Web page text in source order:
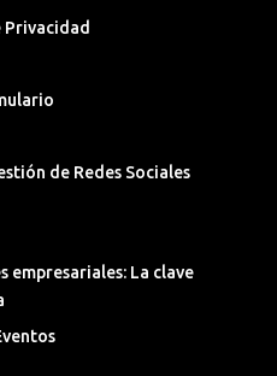
de Redes Sociales
empresariales: La clave